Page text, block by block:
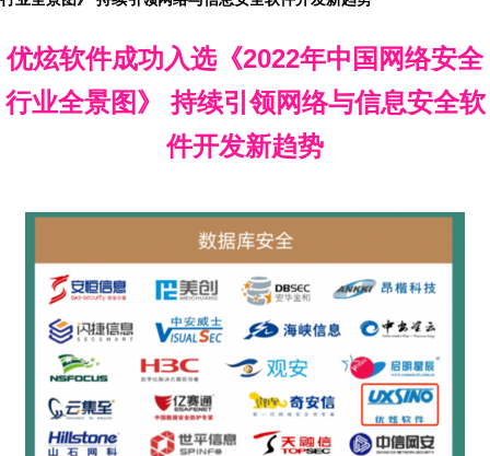
优炫软件成功入选《2022年中国网络安全
行业全景图》 持续引领网络与信息安全软
件开发新趋势